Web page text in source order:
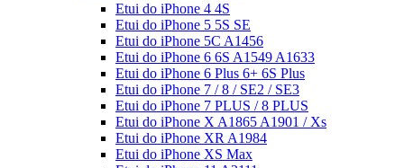
Etui do iPhone 4 4S
Etui do iPhone 5 5S SE
Etui do iPhone 5C A1456
Etui do iPhone 6 6S A1549 A1633
Etui do iPhone 6 Plus 6+ 6S Plus
Etui do iPhone 7 / 8 / SE2 / SE3
Etui do iPhone 7 PLUS / 8 PLUS
Etui do iPhone X A1865 A1901 / Xs
Etui do iPhone XR A1984
Etui do iPhone XS Max